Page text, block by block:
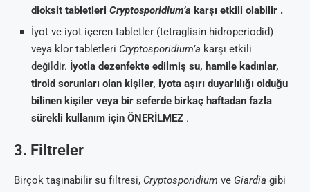
dioksit tabletleri Cryptosporidium’a karşı etkili olabilir .
İyot ve iyot içeren tabletler (tetraglisin hidroperiodid)
veya klor tabletleri Cryptosporidium’a karşı etkili
değildir. İyotla dezenfekte edilmiş su, hamile kadınlar,
tiroid sorunları olan kişiler, iyota aşırı duyarlılığı olduğu
bilinen kişiler veya bir seferde birkaç haftadan fazla
sürekli kullanım için ÖNERİLMEZ .
3. Filtreler
Birçok taşınabilir su filtresi, Cryptosporidium ve Giardia gibi